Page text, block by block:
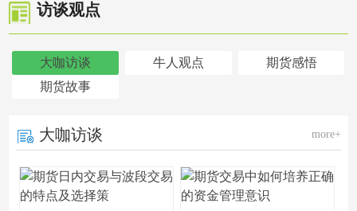
访谈观点
大咖访谈 牛人观点
期货感悟
期货故事
大咖访谈 more+